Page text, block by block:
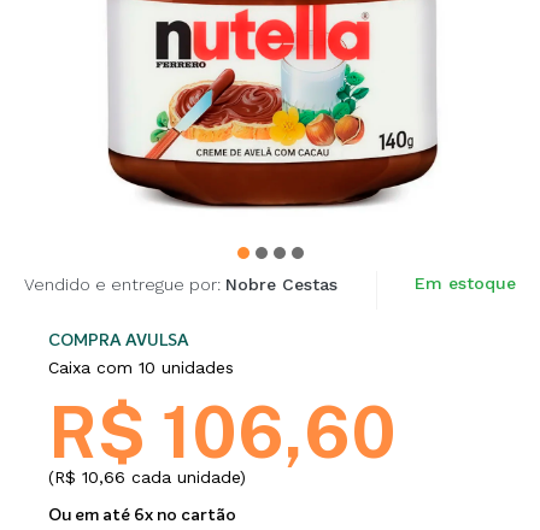
Vendido e entregue por: Nobre Cestas Em estoque
COMPRA AVULSA
Caixa com 10 unidades
R$ 106,60
(R$ 10,66 cada unidade)
Ou em até 6x no cartão